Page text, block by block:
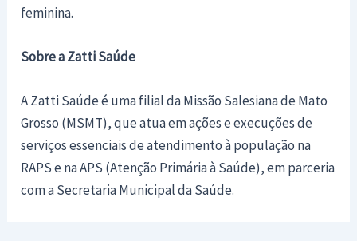
feminina.
Sobre a Zatti Saúde
A Zatti Saúde é uma filial da Missão Salesiana de Mato
Grosso (MSMT), que atua em ações e execuções de
serviços essenciais de atendimento à população na
RAPS e na APS (Atenção Primária à Saúde), em parceria
com a Secretaria Municipal da Saúde.